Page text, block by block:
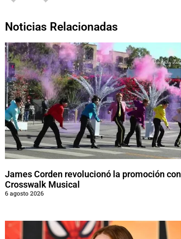
Noticias Relacionadas
James Corden revolucionó la promoción con
Crosswalk Musical
6 agosto 2026